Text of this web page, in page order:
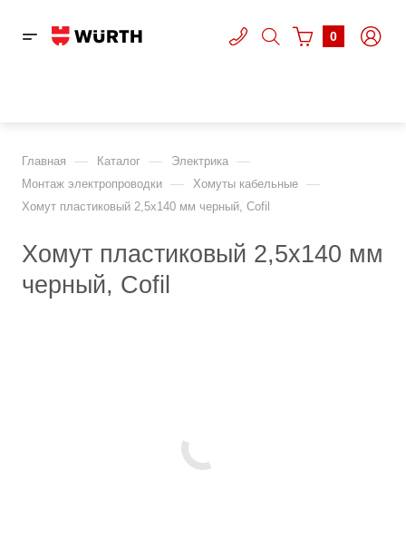
0
Главная — Каталог — Электрика —
Монтаж электропроводки — Хомуты кабельные —
Хомут пластиковый 2,5x140 мм черный, Cofil
Хомут пластиковый 2,5x140 мм
черный, Cofil